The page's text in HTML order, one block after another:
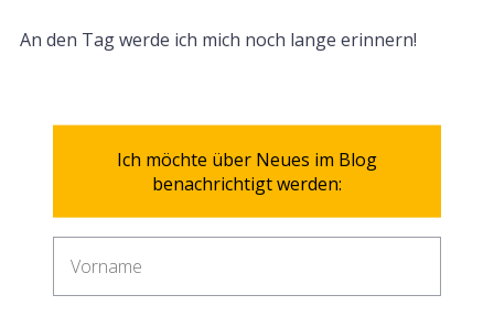
An den Tag werde ich mich noch lange erinnern!
Ich möchte über Neues im Blog
benachrichtigt werden: